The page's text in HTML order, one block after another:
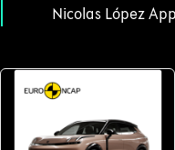
Nicolas López